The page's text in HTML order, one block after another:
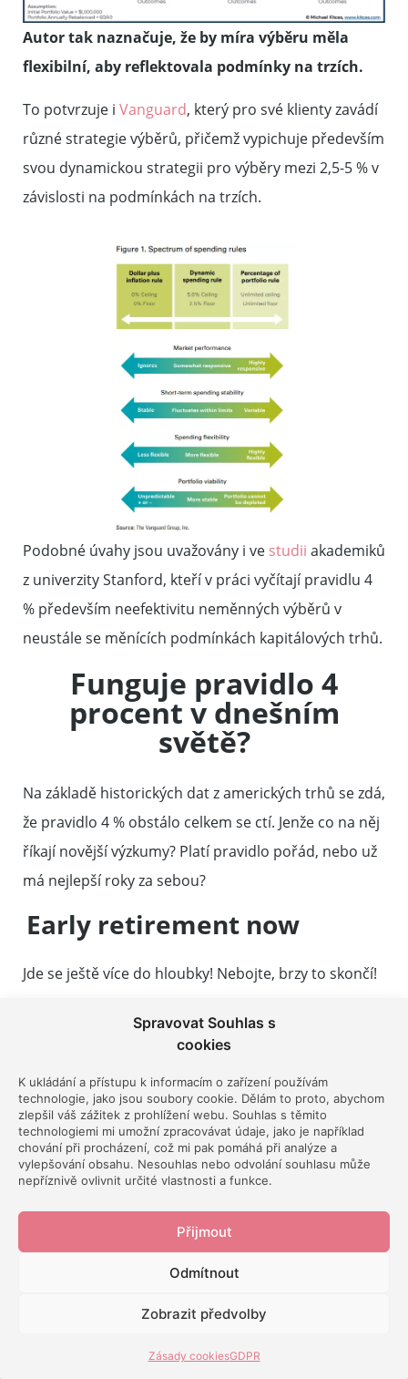
Spravovat Souhlas s
cookies
K ukládání a přístupu k informacím o zařízení používám
technologie, jako jsou soubory cookie. Dělám to proto, abychom
zlepšil váš zážitek z prohlížení webu. Souhlas s těmito
technologiemi mi umožní zpracovávat údaje, jako je například
chování při procházení, což mi pak pomáhá při analýze a
vylepšování obsahu. Nesouhlas nebo odvolání souhlasu může
nepříznivě ovlivnit určité vlastnosti a funkce.
Přijmout
Odmítnout
Zobrazit předvolby
Zásady cookiesGDPR
Autor tak naznačuje, že by míra výběru měla
flexibilní, aby reflektovala podmínky na trzích.
To potvrzuje i Vanguard, který pro své klienty zavádí
různé strategie výběrů, přičemž vypichuje především
svou dynamickou strategii pro výběry mezi 2,5-5 % v
závislosti na podmínkách na trzích.
Podobné úvahy jsou uvažovány i ve studii akademiků
z univerzity Stanford, kteří v práci vyčítají pravidlu 4
% především neefektivitu neměnných výběrů v
neustále se měnících podmínkách kapitálových trhů.
Funguje pravidlo 4
procent v dnešním
světě?
Na základě historických dat z amerických trhů se zdá,
že pravidlo 4 % obstálo celkem se ctí. Jenže co na něj
říkají novější výzkumy? Platí pravidlo pořád, nebo už
má nejlepší roky za sebou?
Early retirement now
Jde se ještě více do hloubky! Nebojte, brzy to skončí!
Na blogu Early retirement now přišli autoři s
opravdu vyčerpávající studií pravidla 4 procent. Ta
se zabývá hned několika tématy:
Úvod do problematiky a zhodnocení
předchozích studií
Rozdíl mezi 30 a 60 lety výběrů
Dopad důchodu na pravidlo 4 %
Diskuze všech výsledků této série, která díky své
hloubce dokonce později vyšla jako samostatný